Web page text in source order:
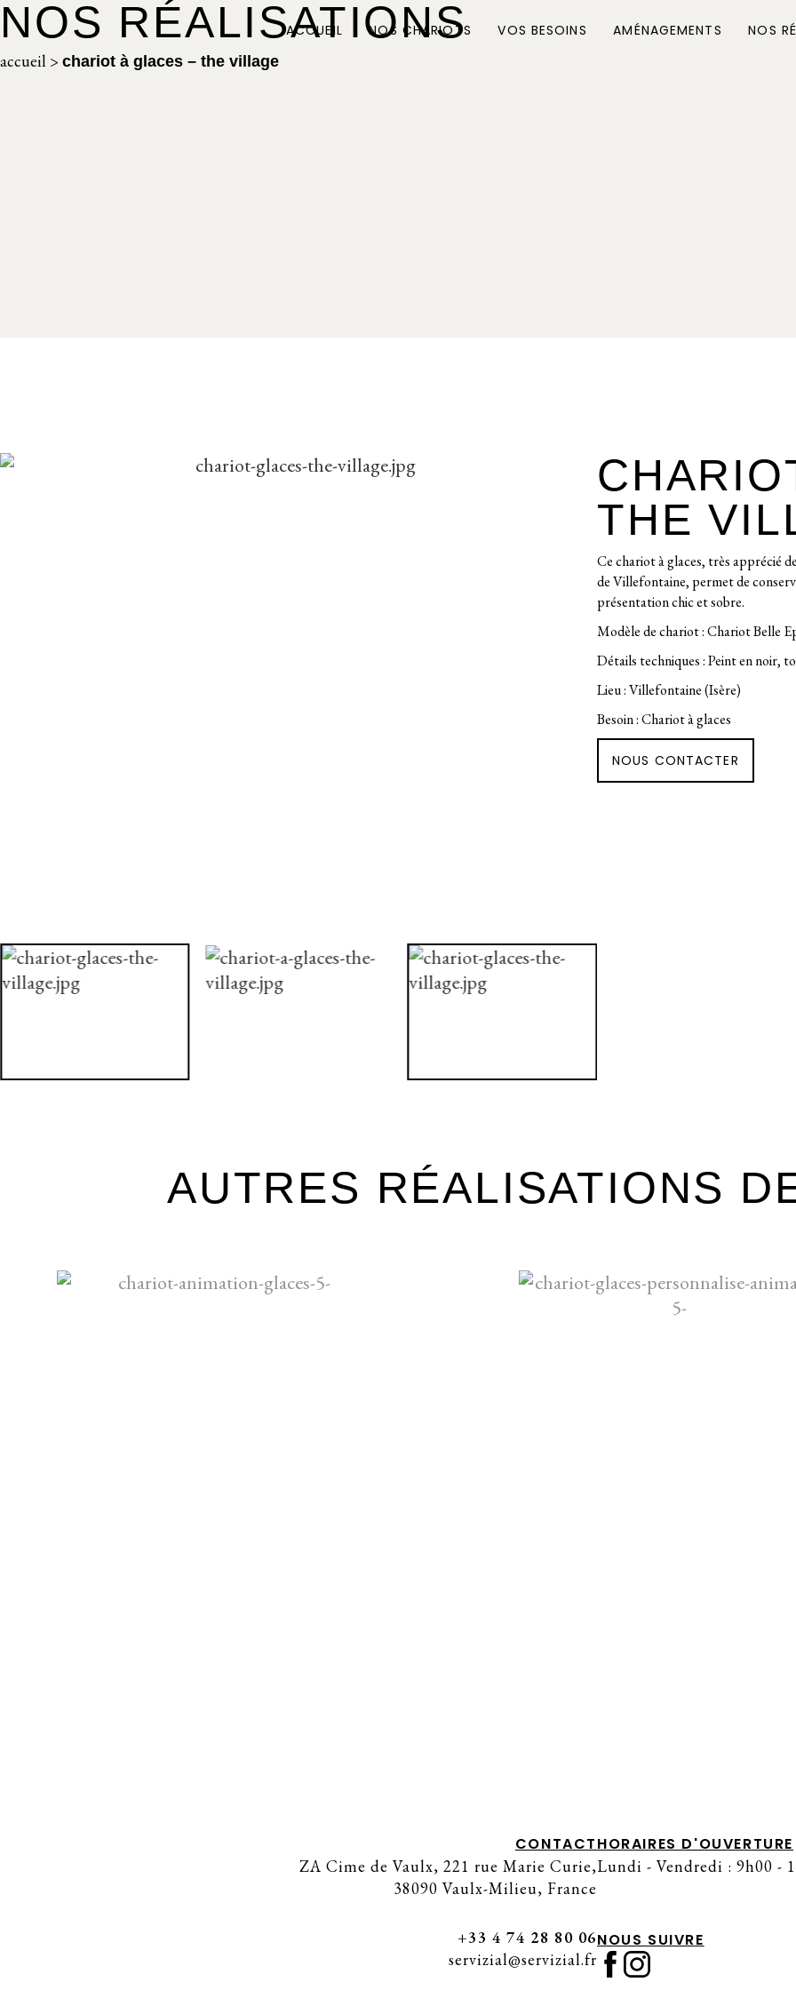
ACCUEIL NOS CHARIOTS VOS BESOINS AMÉNAGEMENTS NOS
NOS RÉALISATIONS
accueil > chariot à glaces – the village
THE
Ce chariot à glaces, très apprécié
de Villefontaine, permet de
présentation chic et sobre.
Modèle de chariot : Chariot Belle
Détails techniques : Peint en noir,
Lieu : Villefontaine (Isère)
Besoin : Chariot à glaces
NOUS CONTACTER
AUTRES RÉALISATIONS
CONTACT
ZA Cime de Vaulx, 221 rue Marie Curie,
38090 Vaulx-Milieu, France
+33 4 74 28 80 06
servizial@servizial.fr
HORAIRES D'OUVERTURE
Lundi - Vendredi : 9h00 -
NOUS SUIVRE